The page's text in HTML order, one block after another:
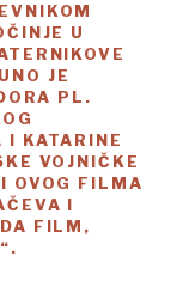
U
JE
PL.
KATARINE
VOJNIČKE
OVOG FILMA
I
FILM,